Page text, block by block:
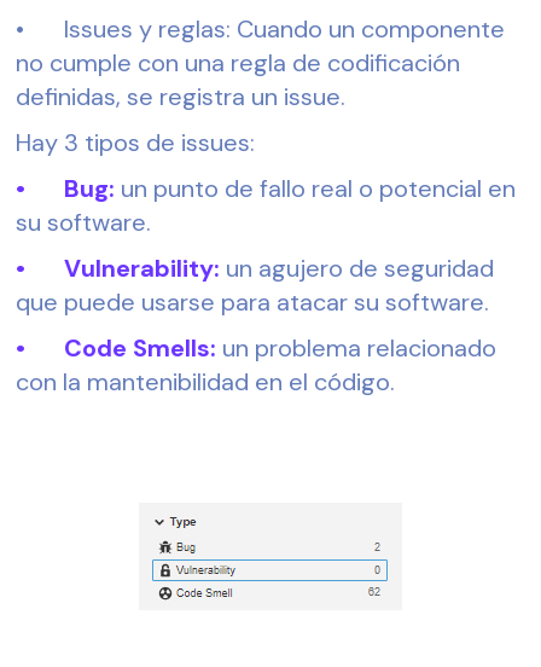
•	Issues y reglas: Cuando un componente
no cumple con una regla de codificación
definidas, se registra un issue.
Hay 3 tipos de issues:
•	Bug: un punto de fallo real o potencial en
su software.
•	Vulnerability: un agujero de seguridad
que puede usarse para atacar su software.
•	Code Smells: un problema relacionado
con la mantenibilidad en el código.